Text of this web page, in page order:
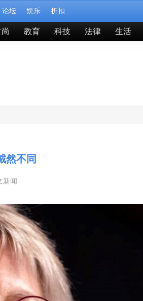
论坛 娱乐 折扣
教育 科技 法律 生活
然不同
新闻